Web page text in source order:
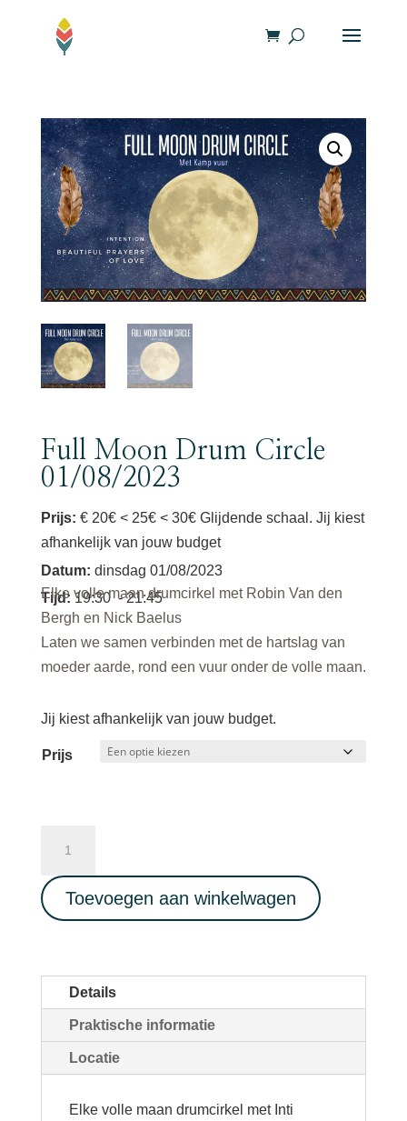
Full Moon Drum Circle
01/08/2023
Prijs: € 20€ < 25€ < 30€ Glijdende schaal. Jij kiest
afhankelijk van jouw budget
Datum: dinsdag 01/08/2023
Tijd: 19:30 - 21:45
Elke volle maan drumcirkel met Robin Van den
Bergh en Nick Baelus
Laten we samen verbinden met de hartslag van
moeder aarde, rond een vuur onder de volle maan.
Jij kiest afhankelijk van jouw budget.
Prijs
Drum
Circle
Toevoegen aan winkelwagen
Details
Praktische informatie
Locatie
Elke volle maan drumcirkel met Inti